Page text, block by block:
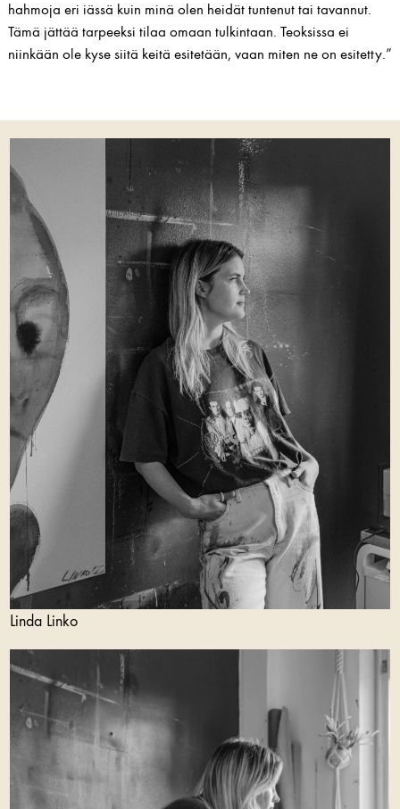
hahmoja eri iässä kuin minä olen heidät tuntenut tai tavannut.
Tämä jättää tarpeeksi tilaa omaan tulkintaan. Teoksissa ei
niinkään ole kyse siitä keitä esitetään, vaan miten ne on esitetty.”
Linda Linko